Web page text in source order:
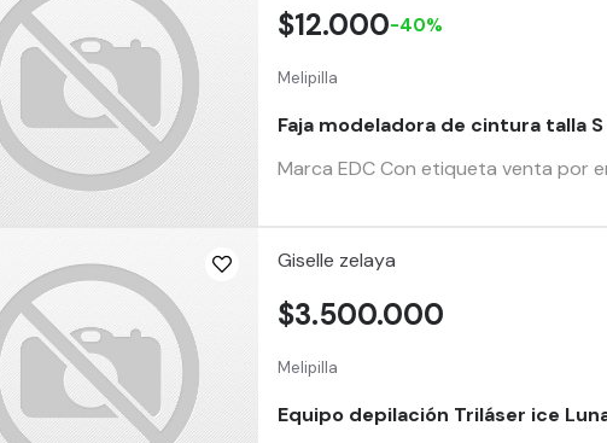
Melipilla
Faja modeladora de cintura talla S
Marca EDC Con etiqueta venta por
$12.000-40%
Giselle zelaya
Melipilla
Equipo depilación Triláser ice
$3.500.000